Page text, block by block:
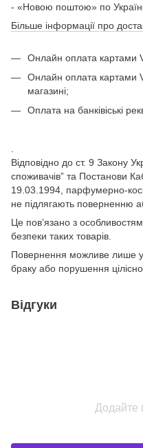
- «Новою поштою» по Україні
Більше інформації про
Онлайн оплата картами
Онлайн оплата картами
магазині;
Оплата на банківіські
Відповідно до ст. 9 Закону
споживачів” та Постанови
19.03.1994, парфумерно-
не підлягають поверненню
Це пов’язано з
безпеки таких товарів.
Повернення можливе лише у
браку або порушення
Відгуки
Додайте